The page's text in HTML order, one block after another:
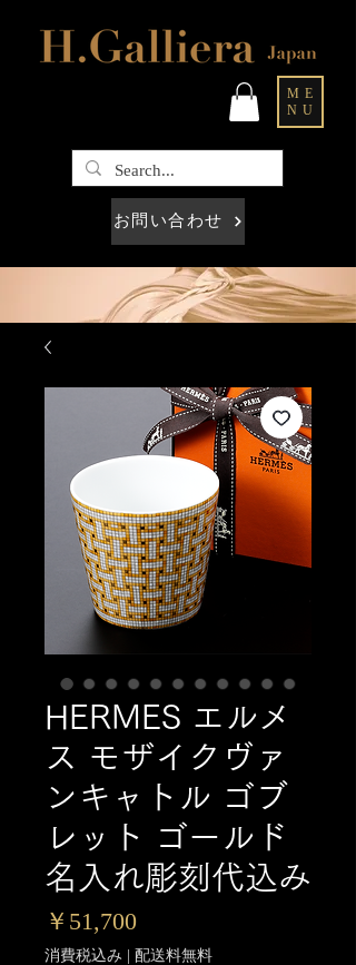
ME
NU
お問い合わせ
HERMES エルメ
ス モザイクヴァ
ンキャトル ゴブ
レット ゴールド
名入れ彫刻代込み
￥51,700価
格
消費税込み | 配送料無料